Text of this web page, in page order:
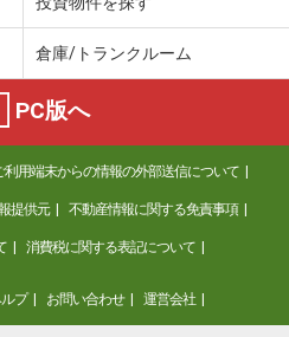
倉庫/トランクルーム
PC版へ
利用端末からの情報の外部送信について
提供元 不動産情報に関する免責事項
消費税に関する表記について
プ お問い合わせ 運営会社